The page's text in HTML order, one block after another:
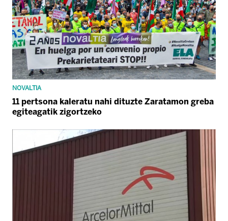
NOVALTIA
11 pertsona kaleratu nahi dituzte Zaratamon greba
egiteagatik zigortzeko